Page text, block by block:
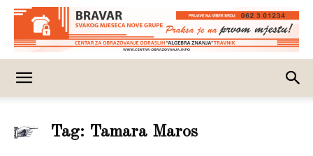
Tag: Tamara Maros